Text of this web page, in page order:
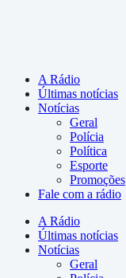
A Rádio
Últimas notícias
Notícias
Geral
Polícia
Política
Esporte
Promoções
Fale com a rádio
A Rádio
Últimas notícias
Notícias
Geral